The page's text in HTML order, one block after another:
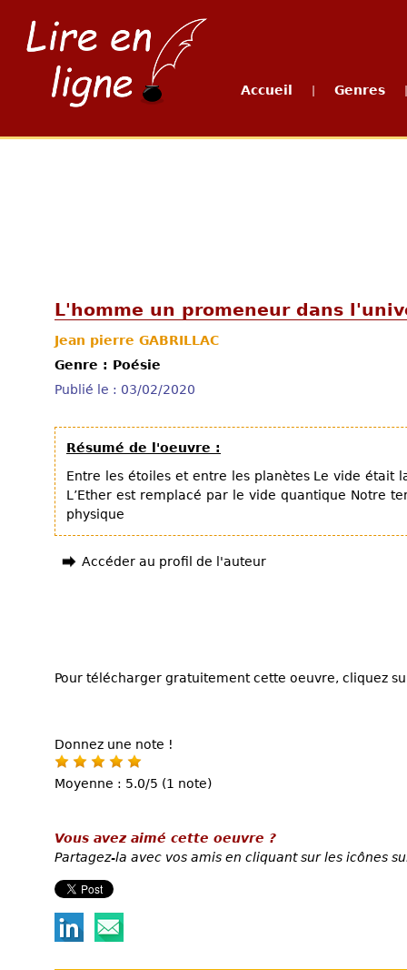
Accueil Genres
L'homme un promeneur dans
Jean pierre GABRILLAC
Genre : Poésie
Publié le : 03/02/2020
Résumé de l'oeuvre :
Entre les étoiles et entre les planètes Le vide était
L’Ether est remplacé par le vide quantique Notre
physique
Accéder au profil de l'auteur
Pour télécharger gratuitement cette oeuvre, cliquez
Donnez une note !
Moyenne : 5.0/5 (1 note)
Vous avez aimé cette oeuvre ?
Partagez-la avec vos amis en cliquant sur les icônes